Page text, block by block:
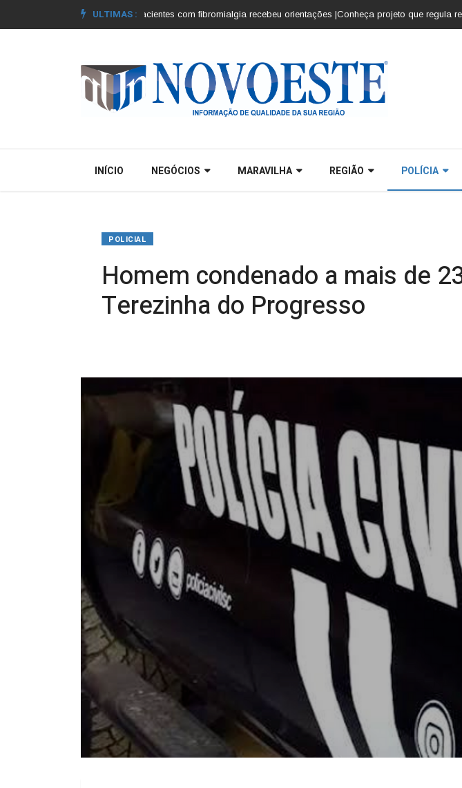
ULTIMAS :
Grupo de pacientes com fibromialgia recebeu orientações |Conheça projeto que regula redes
INÍCIO NEGÓCIOS MARAVILHA REGIÃO POLÍCIA
POLICIAL
Homem condenado a mais de
Terezinha do Progresso